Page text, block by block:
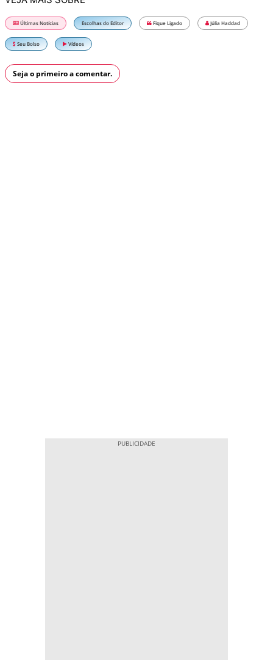
Últimas Notícias Escolhas do Editor Fique Ligado Júlia Haddad
Seu Bolso Vídeos
Seja o primeiro a comentar.